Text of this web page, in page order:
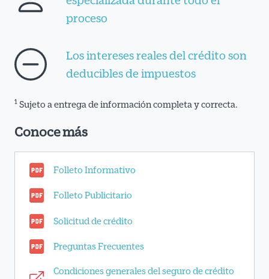
proceso
Los intereses reales del crédito son
deducibles de impuestos
1 Sujeto a entrega de información completa y correcta.
Conoce más
Folleto Informativo
Folleto Publicitario
Solicitud de crédito
Preguntas Frecuentes
Condiciones generales del seguro de crédito